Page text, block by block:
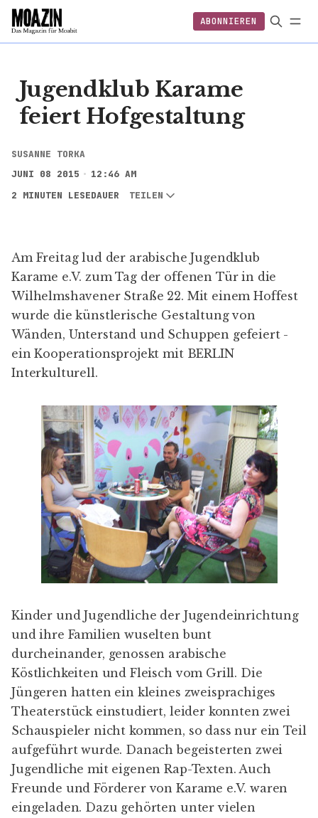
ABONNIEREN
EINLOGGEN
ABONNIEREN
Jugendklub Karame
feiert Hofgestaltung
SUSANNE TORKA
JUNI 08 2015
12:46 AM
2 MINUTEN LESEDAUER
TEILEN
Am Freitag lud der arabischeJugendklub
Karame e.V. zum Tag der offenen Türin die
Wilhelmshavener Straße 22. Mit einem Hoffest
wurde die künstlerische Gestaltung von
Wänden, Unterstand und Schuppen gefeiert -
ein Kooperationsprojekt mit BERLIN
Interkulturell.
Kinder und Jugendliche der Jugendeinrichtung
und ihre Familien wuselten bunt
durcheinander, genossen arabische
Köstlichkeiten und Fleisch vom Grill. Die
Jüngeren hatten ein kleines zweisprachiges
Theaterstück einstudiert, leider konnten zwei
Schauspieler nicht kommen, so dass nur ein Teil
aufgeführt wurde. Danach begeisterten zwei
Jugendliche mit eigenen Rap-Texten. Auch
Freunde und Förderer von Karame e.V. waren
eingeladen. Dazu gehörten unter vielen